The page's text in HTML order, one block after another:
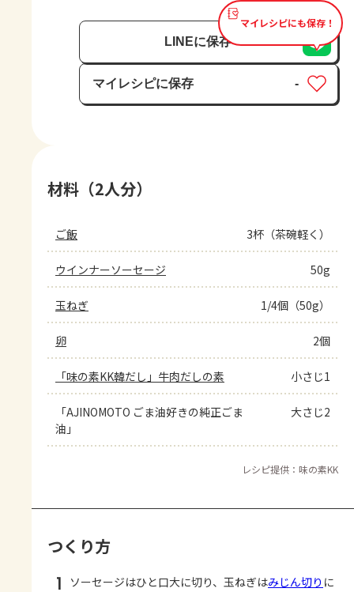
マイレシピにも保存！
LINEに保存
マイレシピに保存
保存済み
-
材料（2人分）
ご飯 3杯（茶碗軽く）
ウインナーソーセージ 50g
玉ねぎ 1/4個（50g）
卵 2個
「味の素KK韓だし」牛肉だしの素 小さじ1
「AJINOMOTO ごま油好きの純正ごま
油」
大さじ2
レシピ提供：味の素KK
つくり方
1 ソーセージはひと口大に切り、玉ねぎはみじん切り に